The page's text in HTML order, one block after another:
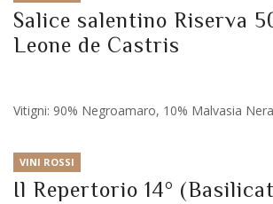
Salice salentino Riserva
Leone de Castris
Vitigni: 90% Negroamaro, 10% Malvasia
VINI ROSSI
Il Repertorio 14°